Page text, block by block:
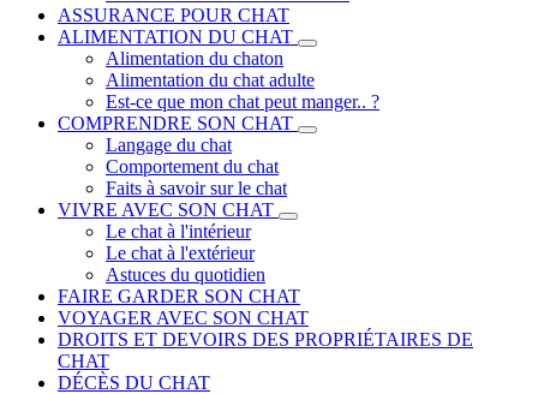
ASSURANCE POUR CHAT
ALIMENTATION DU CHAT
Alimentation du chaton
Alimentation du chat adulte
Est-ce que mon chat peut manger.. ?
COMPRENDRE SON CHAT
Langage du chat
Comportement du chat
Faits à savoir sur le chat
VIVRE AVEC SON CHAT
Le chat à l'intérieur
Le chat à l'extérieur
Astuces du quotidien
FAIRE GARDER SON CHAT
VOYAGER AVEC SON CHAT
DROITS ET DEVOIRS DES PROPRIÉTAIRES DE
CHAT
DÉCÈS DU CHAT